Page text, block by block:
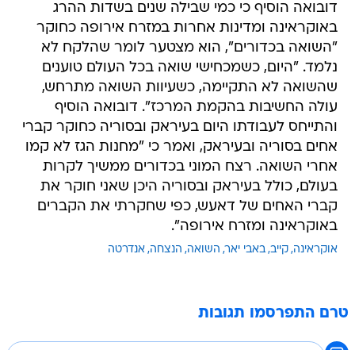
דובואה הוסיף כי כמי שבילה שנים בשדות ההרג
באוקראינה ומדינות אחרות במזרח אירופה כחוקר
"השואה בכדורים", הוא מצטער לומר שהלקח לא
נלמד. "היום, כשמכחישי שואה בכל העולם טוענים
שהשואה לא התקיימה, כשעיוות השואה מתרחש,
עולה החשיבות בהקמת המרכז". דובואה הוסיף
והתייחס לעבודתו היום בעיראק ובסוריה כחוקר קברי
אחים בסוריה ובעיראק, ואמר כי "מחנות הגז לא קמו
אחרי השואה. רצח המוני בכדורים ממשיך לקרות
בעולם, כולל בעיראק ובסוריה היכן שאני חוקר את
קברי האחים של דאעש, כפי שחקרתי את הקברים
באוקראינה ומזרח אירופה".
אוקראינה קייב באבי יאר השואה הנצחה אנדרטה
טרם התפרסמו תגובות